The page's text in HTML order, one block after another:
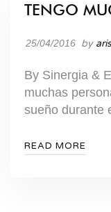
TENGO
25/04/2016 by
By Sinergia &
muchas
sueño durante
READ MORE